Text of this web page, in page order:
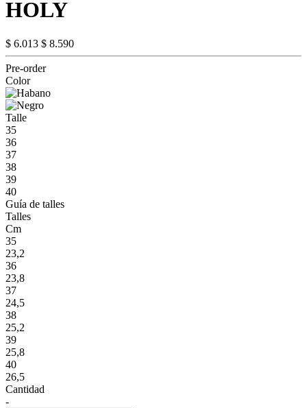
HOLY
$ 6.013 $ 8.590
Pre-order
Color
Talle
35
36
37
38
39
40
Guía de talles
Talles
Cm
35
23,2
36
23,8
37
24,5
38
25,2
39
25,8
40
26,5
Cantidad
-